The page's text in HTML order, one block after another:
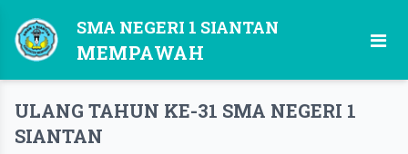
SMA NEGERI 1 SIANTAN
MEMPAWAH
ULANG TAHUN KE-31 SMA NEGERI 1
SIANTAN